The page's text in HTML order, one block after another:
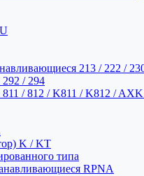
213 / 222 /
/ 294
/ 812 / K811 / K812 /
K / KT
типа
RPNA